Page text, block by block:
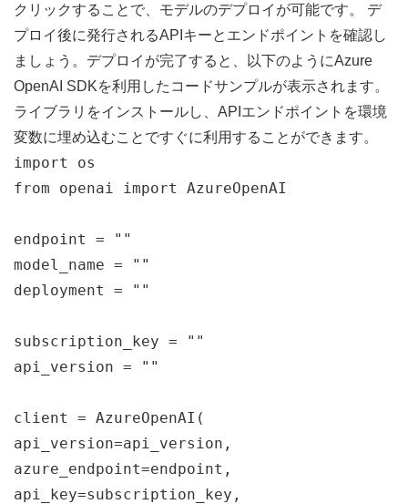
クリックすることで、モデルのデプロイが可能です。 デ
プロイ後に発行されるAPIキーとエンドポイントを確認し
ましょう。デプロイが完了すると、以下のようにAzure
OpenAI SDKを利用したコードサンプルが表示されます。
ライブラリをインストールし、APIエンドポイントを環境
変数に埋め込むことですぐに利用することができます。
import
os
from openai
import AzureOpenAI
endpoint =
""
model_name =
""
deployment = ""
subscription_key =
""
api_version = ""
client = AzureOpenAI (
api_version=api_version ,
azure_endpoint=endpoint ,
api_key=subscription_key ,